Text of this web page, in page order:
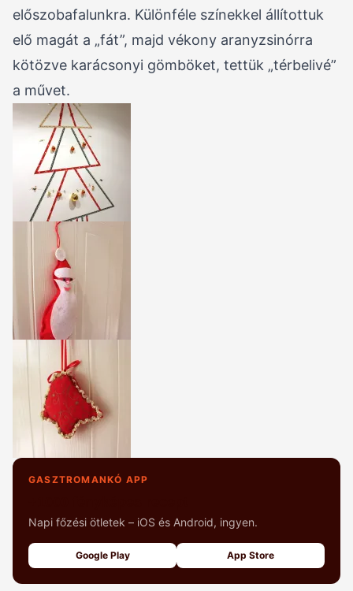
előszobafalunkra. Különféle színekkel állítottuk
elő magát a „fát”, majd vékony aranyzsinórra
kötözve karácsonyi gömböket, tettük „térbelivé”
a művet.
GASZTROMANKÓ APP
Napi főzési ötletek – iOS és Android, ingyen.
Google Play App Store